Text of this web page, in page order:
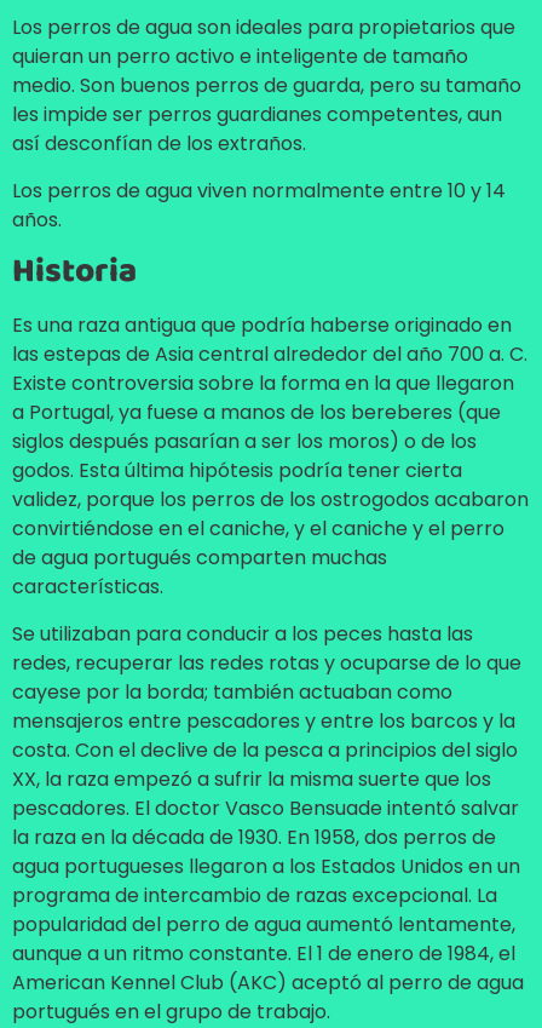
Los perros de agua son ideales para propietarios que
quieran un perro activo e inteligente de tamaño
medio. Son buenos perros de guarda, pero su tamaño
les impide ser perros guardianes competentes, aun
así desconfían de los extraños.
Los perros de agua viven normalmente entre 10 y 14
años.
Historia
Es una raza antigua que podría haberse originado en
las estepas de Asia central alrededor del año 700 a. C.
Existe controversia sobre la forma en la que llegaron
a Portugal, ya fuese a manos de los bereberes (que
siglos después pasarían a ser los moros) o de los
godos. Esta última hipótesis podría tener cierta
validez, porque los perros de los ostrogodos acabaron
convirtiéndose en el caniche, y el caniche y el perro
de agua portugués comparten muchas
características.
Se utilizaban para conducir a los peces hasta las
redes, recuperar las redes rotas y ocuparse de lo que
cayese por la borda; también actuaban como
mensajeros entre pescadores y entre los barcos y la
costa. Con el declive de la pesca a principios del siglo
XX, la raza empezó a sufrir la misma suerte que los
pescadores. El doctor Vasco Bensuade intentó salvar
la raza en la década de 1930. En 1958, dos perros de
agua portugueses llegaron a los Estados Unidos en un
programa de intercambio de razas excepcional. La
popularidad del perro de agua aumentó lentamente,
aunque a un ritmo constante. El 1 de enero de 1984, el
American Kennel Club (AKC) aceptó al perro de agua
portugués en el grupo de trabajo.